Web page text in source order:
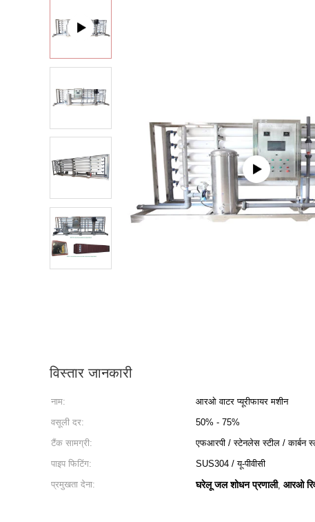
विस्तार जानकारी
नाम: आरओ वाटर प्यूरीफायर मशीन
वसूली दर:
50% - 75%
टैंक सामग्री:
एफआरपी / स्टेनलेस स्टील / कार्बन
पाइप फिटिंग:
SUS304 / यू-पीवीसी
प्रमुखता देना:
घरेलू जल शोधन प्रणाली, आरओ